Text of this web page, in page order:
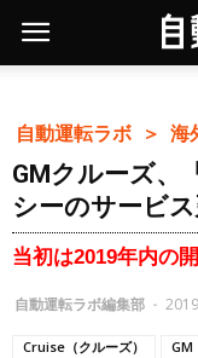
自動運転ラボ ＞ 海
GMクルーズ、
シーのサービス
当初は2019年内の
自動運転ラボ編集部 -
Cruise（クルーズ） GM